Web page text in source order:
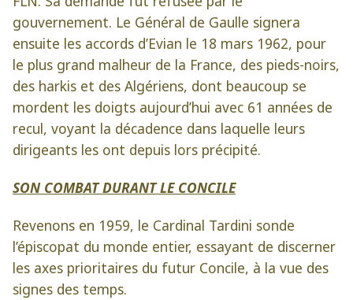
gouvernement. Le Général de Gaulle signera
ensuite les accords d’Evian le 18 mars 1962, pour
le plus grand malheur de la France, des pieds-noirs,
des harkis et des Algériens, dont beaucoup se
mordent les doigts aujourd’hui avec 61 années de
recul, voyant la décadence dans laquelle leurs
dirigeants les ont depuis lors précipité.
SON COMBAT DURANT LE CONCILE
Revenons en 1959, le Cardinal Tardini sonde
l’épiscopat du monde entier, essayant de discerner
les axes prioritaires du futur Concile, à la vue des
signes des temps.